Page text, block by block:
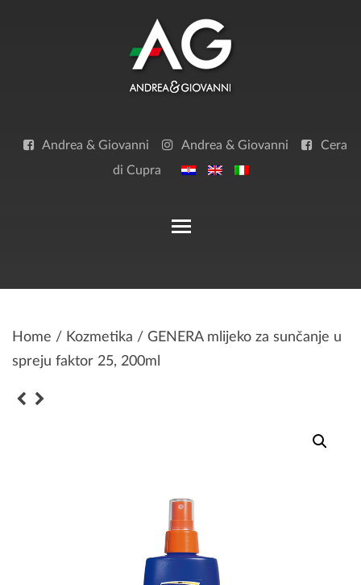
Andrea & Giovanni Andrea & Giovanni Cera
di Cupra
Home / Kozmetika / GENERA mlijeko za sunčanje u
spreju faktor 25, 200ml